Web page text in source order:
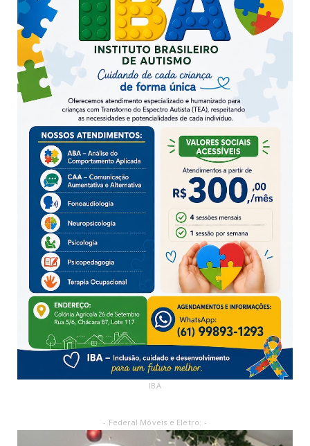
IBA
- Federal Móveis e Eletro: -